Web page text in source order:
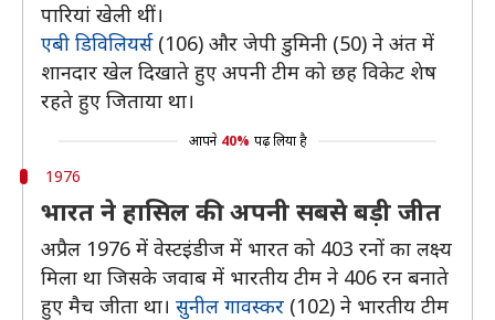
पारियां खेली थीं।
एबी डिविलियर्स(106) और जेपी डुमिनी (50) ने अंत में
शानदार खेल दिखाते हुए अपनी टीम को छह विकेट शेष
रहते हुए जिताया था।
आपने 40% पढ़ लिया है
1976
भारत ने हासिल की अपनी सबसे बड़ी जीत
अप्रैल 1976 में वेस्टइंडीज में भारत को 403 रनों का लक्ष्य
मिला था जिसके जवाब में भारतीय टीम ने 406 रन बनाते
हुए मैच जीता था। सुनील गावस्कर (102) ने भारतीय टीम